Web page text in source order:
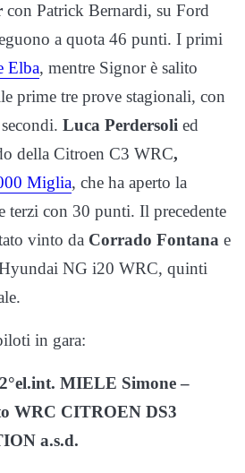
con Patrick Bernardi, su Ford
a quota 46 punti. I primi
Elba, mentre Signor è salito
prime tre prove stagionali, con
Luca Perdersoli ed
della Citroen C3 WRC,
Miglia, che ha aperto la
terzi con 30 punti. Il precedente
vinto da Corrado Fontana e
NG i20 WRC, quinti
in gara:
MIELE Simone –
WRC CITROEN DS3
a.s.d.